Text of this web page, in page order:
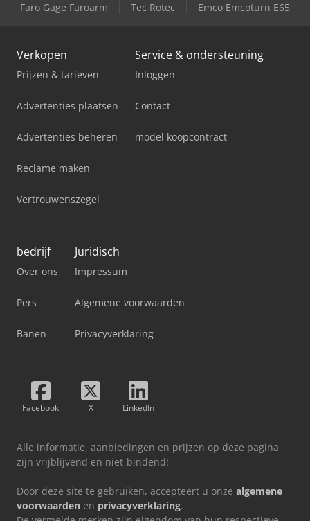
Faro Gage Faroarm
Tec Rotec Emco Emcoturn E65
Verkopen
Prijzen & tarieven
Advertenties plaatsen
Advertenties beheren
Reclame maken
Vertrouwenszegel
Service & ondersteuning
Inloggen
Contact
model koopcontract
bedrijf
Over ons
Pers
Banen
Juridisch
Impressum
Algemene voorwaarden
Privacyverklaring
Facebook X LinkedIn
Alle informatie, aanbiedingen en prijzen op deze pagina
zijn vrijblijvend en niet-bindend!
Door deze site te gebruiken, accepteert u onze algemene
voorwaarden en privacyverklaring.